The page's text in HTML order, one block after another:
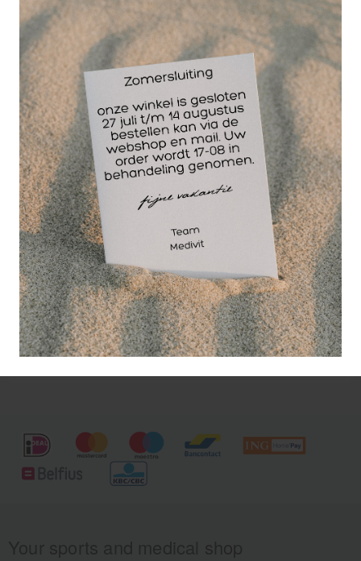
14 dagen
retourgarantie
30 jaar
dé paramedisch specialist
De ideale drink bidon van Maxim. Gemakkelijk
open te maken om je voeding in de bidon te
schenken. Tijdens het fietsen is de bidon makkelijk
te openen om dan vervolgens lekker je sportdrank
te drinken.